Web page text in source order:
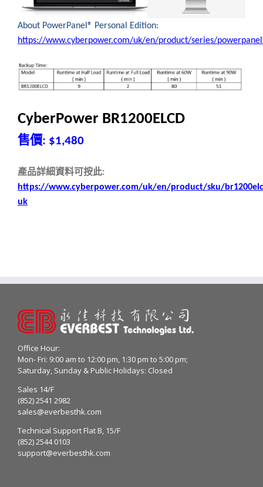
About PowerPanel® Personal Edition:
https://www.cyberpower.com/uk/en/product/series/
CyberPower BR1200ELCD
售價: $1,480
產品詳細資料可按此:
https://www.cyberpower.com/uk/en/product/sku/
uk
Office Hour:
Mon- Fri: 9:00 am to 12:00 pm, 1:30 pm to 5:00 pm;
Saturday, Sunday & Public Holidays: Closed
Sales 14/F
(852) 2541 2982
sales@everbesthk.com
Technical Support Flat B, 15/F
(852) 2544 0103
support@everbesthk.com